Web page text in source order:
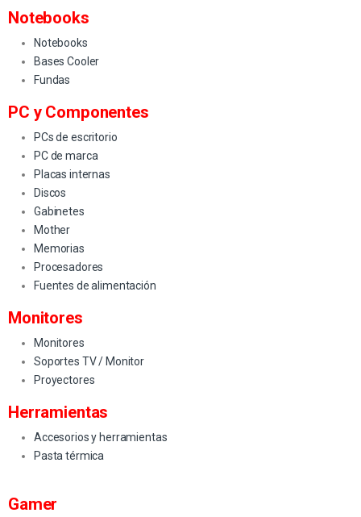
Notebooks
Notebooks
Bases Cooler
Fundas
PC y Componentes
PCs de escritorio
PC de marca
Placas internas
Discos
Gabinetes
Mother
Memorias
Procesadores
Fuentes de alimentación
Monitores
Monitores
Soportes TV / Monitor
Proyectores
Herramientas
Accesorios y herramientas
Pasta térmica
Gamer